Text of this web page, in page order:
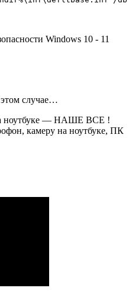
случае…
ноутбуке — НАШЕ ВСЕ !
камеру на ноутбуке, ПК